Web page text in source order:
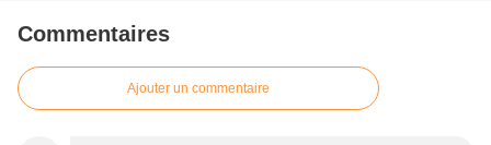
Commentaires
Ajouter un commentaire